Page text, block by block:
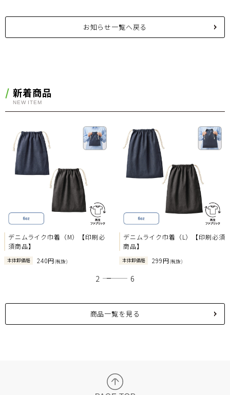
お知らせ一覧へ戻る
新着商品
NEW ITEM
Previous
デニムライク巾着（M）【印刷必
須商品】
本体卸価格 240円(税抜)
デニムライク巾着（L）【印刷必須
商品】
本体卸価格 299円(税抜)
Next
6
商品一覧を見る